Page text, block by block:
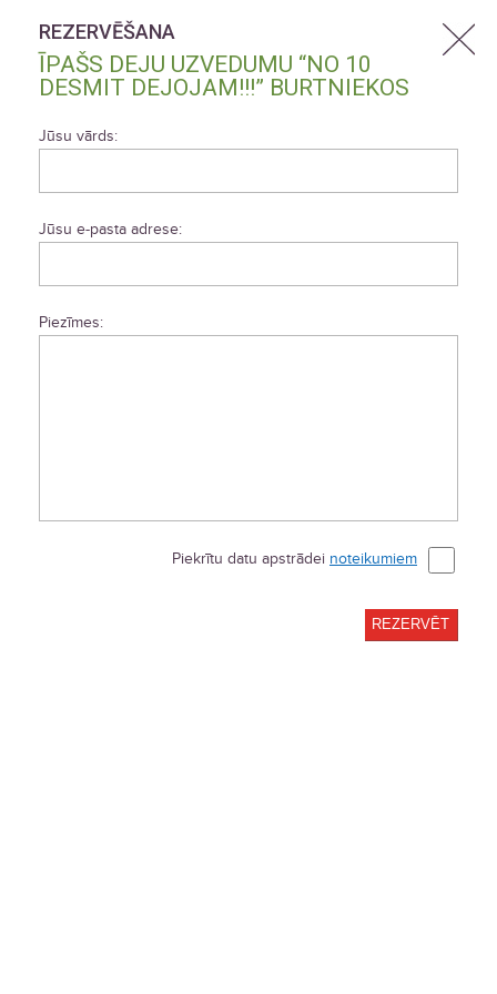
REZERVĒŠANA
ĪPAŠS DEJU UZVEDUMU “NO 10
DESMIT DEJOJAM!!!” BURTNIEKOS
Jūsu vārds:
Jūsu e-pasta adrese:
Piezīmes:
Piekrītu datu apstrādei noteikumiem